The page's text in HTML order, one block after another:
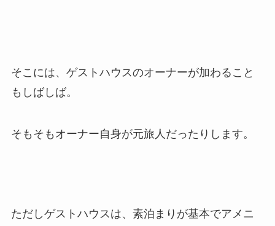
そこには、ゲストハウスのオーナーが加わること
もしばしば。
そもそもオーナー自身が元旅人だったりします。
ただしゲストハウスは、素泊まりが基本でアメニ